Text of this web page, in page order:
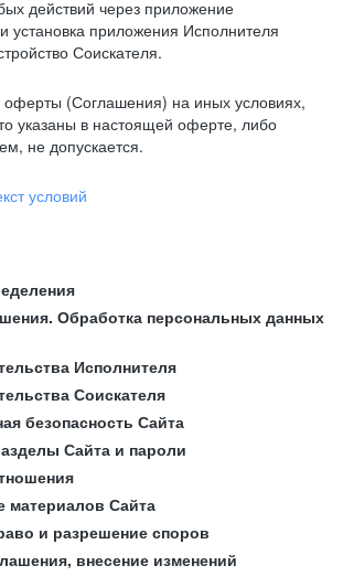
действий через приложение
установка приложения Исполнителя
Соискателя.
(Соглашения) на иных условиях,
указаны в настоящей оферте, либо
не допускается.
условий
Обработка персональных данных
Исполнителя
Соискателя
безопасность Сайта
Сайта и пароли
материалов Сайта
и разрешение споров
внесение изменений